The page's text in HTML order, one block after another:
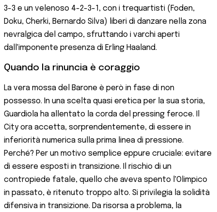
3-3 e un velenoso 4-2-3-1, con i trequartisti (Foden,
Doku, Cherki, Bernardo Silva) liberi di danzare nella zona
nevralgica del campo, sfruttando i varchi aperti
dall'imponente presenza di Erling Haaland.
Quando la rinuncia è coraggio
La vera mossa del Barone è però in fase di non
possesso. In una scelta quasi eretica per la sua storia,
Guardiola ha allentato la corda del pressing feroce. Il
City ora accetta, sorprendentemente, di essere in
inferiorità numerica sulla prima linea di pressione.
Perché? Per un motivo semplice eppure cruciale: evitare
di essere esposti in transizione. Il rischio di un
contropiede fatale, quello che aveva spento l'Olimpico
in passato, è ritenuto troppo alto. Si privilegia la solidità
difensiva in transizione. Da risorsa a problema, la